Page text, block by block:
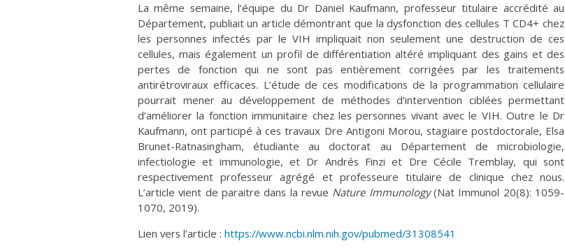
La même semaine, l’équipe du Dr Daniel Kaufmann, professeur titulaire accrédité au
Département, publiait un article démontrant que la dysfonction des cellules T CD4+ chez
les personnes infectés par le VIH impliquait non seulement une destruction de ces
cellules, mais également un profil de différentiation altéré impliquant des gains et des
pertes de fonction qui ne sont pas entièrement corrigées par les traitements
antirétroviraux efficaces. L’étude de ces modifications de la programmation cellulaire
pourrait mener au développement de méthodes d’intervention ciblées permettant
d’améliorer la fonction immunitaire chez les personnes vivant avec le VIH. Outre le Dr
Kaufmann, ont participé à ces travaux Dre Antigoni Morou, stagiaire postdoctorale, Elsa
Brunet-Ratnasingham, étudiante au doctorat au Département de microbiologie,
infectiologie et immunologie, et Dr Andrés Finzi et Dre Cécile Tremblay, qui sont
respectivement professeur agrégé et professeure titulaire de clinique chez nous.
L’article vient de paraitre dans la revue Nature Immunology(Nat Immunol 20(8): 1059-
1070, 2019).
Lien vers l’article : https://www.ncbi.nlm.nih.gov/pubmed/31308541